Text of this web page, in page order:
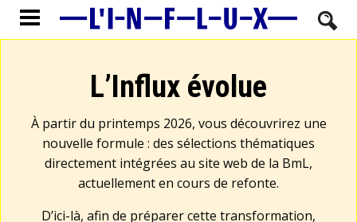
L’Influx évolue
À partir du printemps 2026, vous découvrirez une
nouvelle formule : des sélections thématiques
directement intégrées au site web de la BmL,
actuellement en cours de refonte.
D’ici-là, afin de préparer cette transformation,